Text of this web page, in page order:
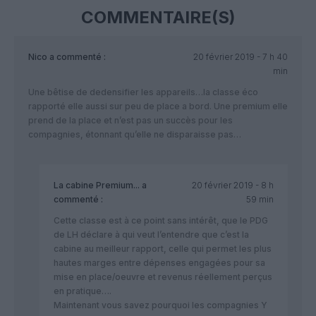
COMMENTAIRE(S)
Nico a commenté :
20 février 2019 - 7 h 40
min
Une bêtise de dedensifier les appareils…la classe éco
rapporté elle aussi sur peu de place a bord. Une premium elle
prend de la place et n’est pas un succès pour les
compagnies, étonnant qu’elle ne disparaisse pas…
La cabine Premium... a
commenté :
20 février 2019 - 8 h
59 min
Cette classe est à ce point sans intérêt, que le PDG
de LH déclare à qui veut l’entendre que c’est la
cabine au meilleur rapport, celle qui permet les plus
hautes marges entre dépenses engagées pour sa
mise en place/oeuvre et revenus réellement perçus
en pratique….
Maintenant vous savez pourquoi les compagnies Y